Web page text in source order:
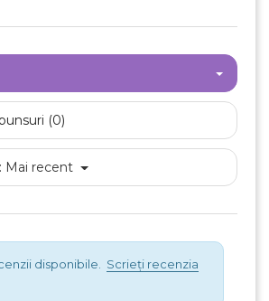
(0)
Mai recent
disponibile. Scrieți recenzia
Creeaza o lista de dorinte